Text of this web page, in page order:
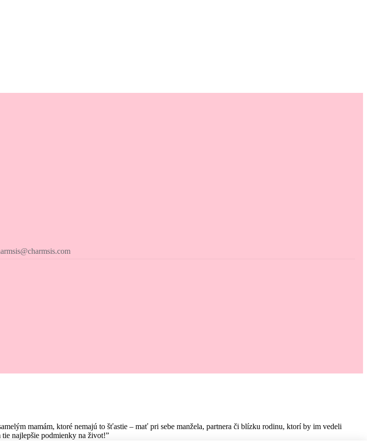
mamám, ktoré nemajú to šťastie – mať pri sebe manžela, partnera či blízku rodinu, ktorí by im vedeli
najlepšie podmienky na život!”